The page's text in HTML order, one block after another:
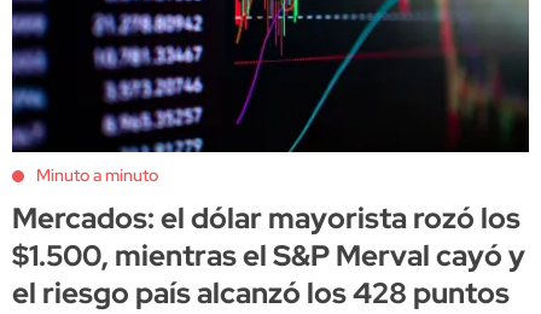
Minuto a minuto
Mercados: el dólar mayorista rozó los
$1.500, mientras el S&P Merval cayó y
el riesgo país alcanzó los 428 puntos